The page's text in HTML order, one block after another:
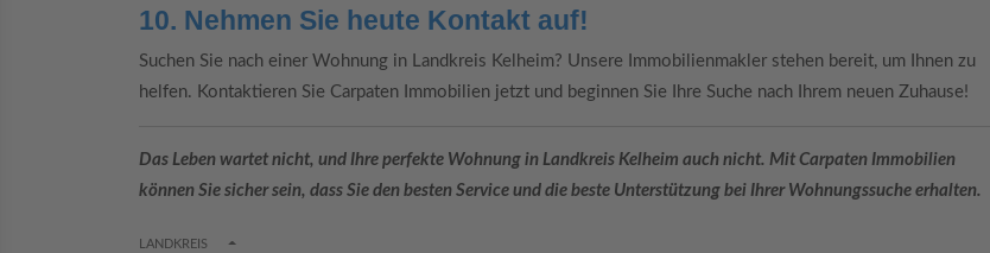
10. Nehmen Sie heute Kontakt auf!
Suchen Sie nach einer Wohnung in Landkreis Kelheim? Unsere Immobilienmakler stehen bereit, um Ihnen zu
helfen. Kontaktieren Sie Carpaten Immobilien jetzt und beginnen Sie Ihre Suche nach Ihrem neuen Zuhause!
Das Leben wartet nicht, und Ihre perfekte Wohnung in Landkreis Kelheim auch nicht. Mit Carpaten Immobilien
können Sie sicher sein, dass Sie den besten Service und die beste Unterstützung bei Ihrer Wohnungssuche erhalten.
LANDKREIS TOGGLE DROPDOWN